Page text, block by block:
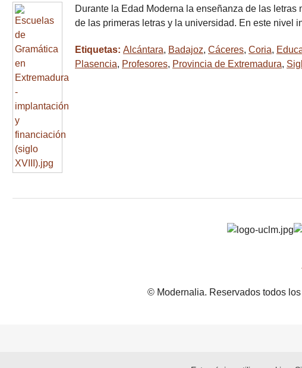
Durante la Edad Moderna la enseñanza de las
de las primeras letras y la universidad. En este nivel
Etiquetas: Alcántara, Badajoz, Cáceres, Coria,
Plasencia, Profesores, Provincia de Extremadura,
© Modernalia. Reservados todos